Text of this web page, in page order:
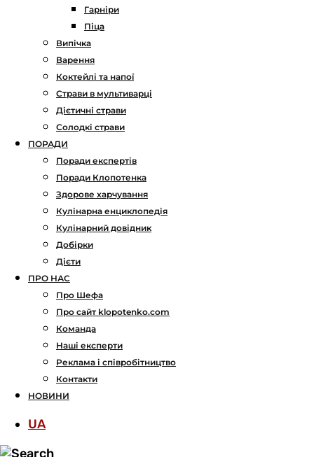
Гарніри
Піца
Випічка
Варення
Коктейлі та напої
Страви в мультиварці
Дієтичні страви
Солодкі страви
ПОРАДИ
Поради експертів
Поради Клопотенка
Здорове харчування
Кулінарна енциклопедія
Кулінарний довідник
Добірки
Дієти
ПРО НАС
Про Шефа
Про сайт klopotenko.com
Команда
Наші експерти
Реклама і співробітництво
Контакти
НОВИНИ
UA